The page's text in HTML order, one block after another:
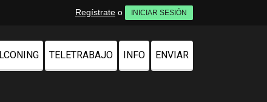
Regístrate o INICIAR SESIÓN
TELETRABAJO INFO ENVIAR